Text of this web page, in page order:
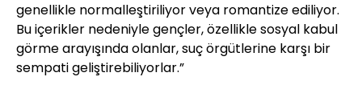
genellikle normalleştiriliyor veya romantize ediliyor.
Bu içerikler nedeniyle gençler, özellikle sosyal kabul
görme arayışında olanlar, suç örgütlerine karşı bir
sempati geliştirebiliyorlar.”